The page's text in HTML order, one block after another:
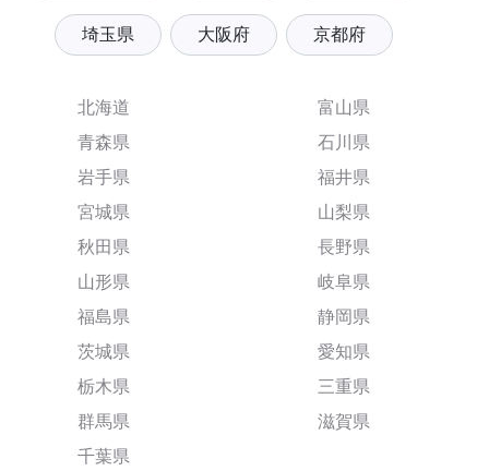
埼玉県 大阪府 京都府
北海道
青森県
岩手県
宮城県
秋田県
山形県
福島県
茨城県
栃木県
群馬県
千葉県
富山県
石川県
福井県
山梨県
長野県
岐阜県
静岡県
愛知県
三重県
滋賀県